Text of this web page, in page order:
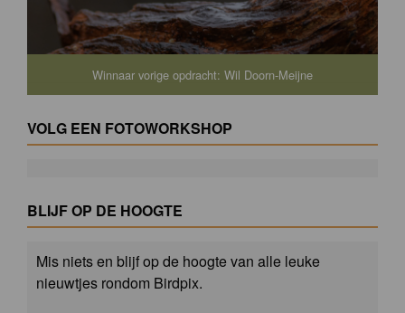
Winnaar vorige opdracht: Wil Doorn-Meijne
VOLG EEN FOTOWORKSHOP
BLIJF OP DE HOOGTE
Mis niets en blijf op de hoogte van alle leuke
nieuwtjes rondom Birdpix.